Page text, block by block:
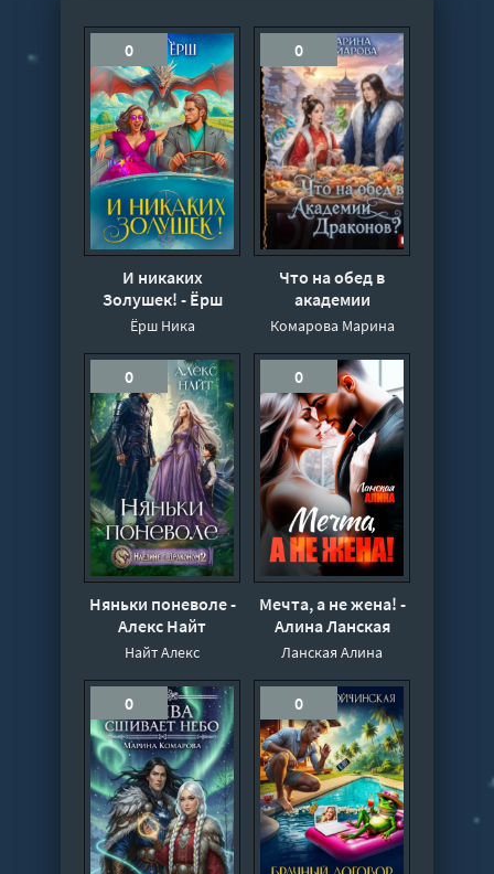
0
И никаких
Золушек! - Ёрш
Ника
Ёрш Ника
0
Что на обед в
академии
драконов? -
Комарова Марина
0
Няньки поневоле -
Алекс Найт
Найт Алекс
0
Мечта, а не жена! -
Алина Ланская
Ланская Алина
0 0